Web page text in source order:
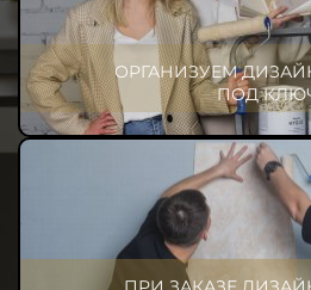
ОРГАНИЗУЕМ
ПОД